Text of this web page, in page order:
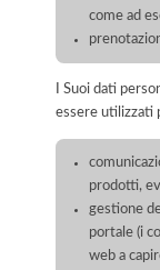
come ad
I Suoi dati
essere utilizzati
prodotti,
gestione
portale (i
web a